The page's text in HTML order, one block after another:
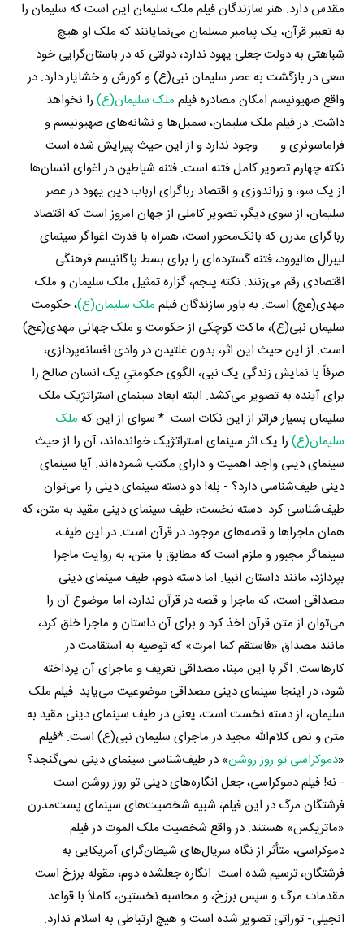
مقدس دارد. هنر سازندگان فیلم ملک سلیمان این است که سلیمان را
به تعبیر قرآن، یک پیامبر مسلمان می‌نمایانند که ملک او هیچ
شباهتی به دولت جعلی یهود ندارد، دولتی که در باستان‌گرایی خود
سعی در بازگشت به عصر سلیمان نبی(ع) و کورش و خشایار دارد. در
واقع صهیونیسم امکان مصادره‌ فیلم ملک سلیمان(ع) را نخواهد
داشت. در فیلم ملک سلیمان، سمبل‌ها و نشانه‌های صهیونیسم و
فراماسونری و . . . وجود ندارد و از این حیث پیرایش شده است.
نکته چهارم تصویر کامل فتنه است. فتنه‌ شیاطین در اغوای انسان‌ها
از یک سو، و زراندوزی و اقتصاد رباگرای ارباب دین یهود در عصر
سلیمان، از سوی دیگر، تصویر کاملی از جهان امروز است که اقتصاد
رباگرای مدرن که بانک‌محور است، همراه با قدرت اغواگر سینمای
لیبرال هالیوود، فتنه گسترده‌ای را برای بسط پاگانیسم فرهنگی‌
اقتصادی رقم می‌زنند. نکته پنجم، گزاره‌ تمثیل ملک سلیمان و ملک
مهدی(عج) است. به باور سازندگان فیلم ملک سلیمان(ع)، حکومت
سلیمان نبی(ع)، ماکت کوچکی از حکومت و ملک جهانی مهدی(عج)
است. از این حیث این اثر، بدون غلتیدن در وادی افسانه‌پردازی،
صرفاً با نمایش زندگی یک نبی، الگوی حکومتیِ یک انسان صالح را
برای آینده به تصویر می‌کشد. البته ابعاد سینمای استراتژیک ملک
سلیمان بسیار فراتر از این نکات است. * سوای از این که ملک
سلیمان(ع) را یک اثر سینمای استراتژیک خوانده‌اند، آن را از حیث
سینمای دینی واجد اهمیت و دارای مکتب شمرده‌اند. آیا سینمای
دینی طیف‌شناسی دارد؟ - بله! دو دسته سینمای دینی را می‌توان
طیف‌شناسی کرد. دسته نخست، طیف سینمای دینی مقید به متن، که
همان ماجراها و قصه‌های موجود در قرآن است. در این طیف،
سینماگر مجبور و ملزم است که مطابق با متن، به روایت ماجرا
بپردازد، مانند داستان انبیا. اما دسته‌ دوم، طیف سینمای دینی
مصداقی است، که ماجرا و قصه در قرآن ندارد، اما موضوع آن را
می‌توان از متن قرآن اخذ کرد و برای آن داستان و ماجرا خلق کرد،
مانند مصداق «فاستقم کما امرت» که توصیه به استقامت در
کارهاست. اگر با این مبنا، مصداقی تعریف و ماجرای آن پرداخته
شود، در اینجا سینمای دینی مصداقی موضوعیت می‌یابد. فیلم ملک
سلیمان، از دسته‌ نخست است، یعنی در طیف سینمای دینی مقید به
متن و نص کلام‌الله مجید در ماجرای سلیمان نبی(ع) است. *فیلم
«دموکراسی تو روز روشن» در طیف‌شناسی سینمای دینی نمی‌گنجد؟
- نه! فیلم دموکراسی، جعل انگاره‌های دینی تو روز روشن است.
فرشتگان مرگ در این فیلم، شبیه شخصیت‌های سینمای پست‌مدرن
«ماتریکس» هستند. در واقع شخصیت ملک الموت در فیلم
دموکراسی، متأثر از نگاه سریال‌های شیطان‌گرای آمریکایی به
فرشتگان، ترسیم شده است. انگاره‌ جعل‎شده دوم، مقوله برزخ است.
مقدمات مرگ و سپس برزخ، و محاسبه‌ نخستین، کاملاً با قواعد
انجیلی- توراتی تصویر شده است و هیچ ارتباطی به اسلام ندارد.